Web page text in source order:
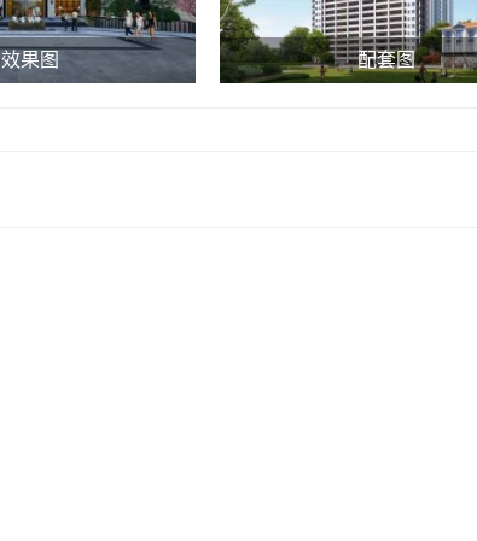
效果图 配套图